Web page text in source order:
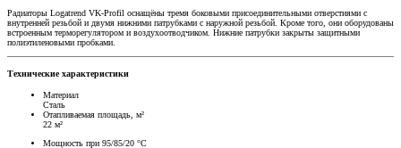
Радиаторы Logatrend VK-Profil оснащёны тремя боковыми присоединительными отверстиями с
внутренней резьбой и двумя нижними патрубками с наружной резьбой. Кроме того, они оборудованы
встроенным терморегулятором и воздухоотводчиком. Нижние патрубки закрыты защитными
полиэтиленовыми пробками.
Технические характеристики
Материал
Сталь
Отапливаемая площадь, м²
22 м²
Мощность при 95/85/20 °C